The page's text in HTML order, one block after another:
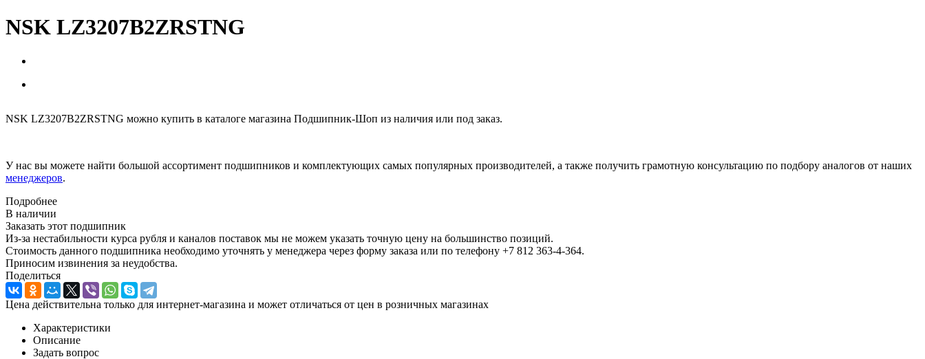
NSK LZ3207B2ZRSTNG
NSK LZ3207B2ZRSTNG можно купить в каталоге магазина Подшипник-Шоп из наличия или под заказ.
У нас вы можете найти большой ассортимент подшипников и комплектующих самых популярных производителей, а также получить грамотную консультацию по подбору аналогов от наших
менеджеров.
Подробнее
В наличии
Заказать этот подшипник
Из-за нестабильности курса рубля и каналов поставок мы не можем указать точную цену на большинство позиций.
Стоимость данного подшипника необходимо уточнять у менеджера через форму заказа или по телефону +7 812 363-4-364.
Приносим извинения за неудобства.
Поделиться
Цена действительна только для интернет-магазина и может отличаться от цен в розничных магазинах
Характеристики
Описание
Задать вопрос